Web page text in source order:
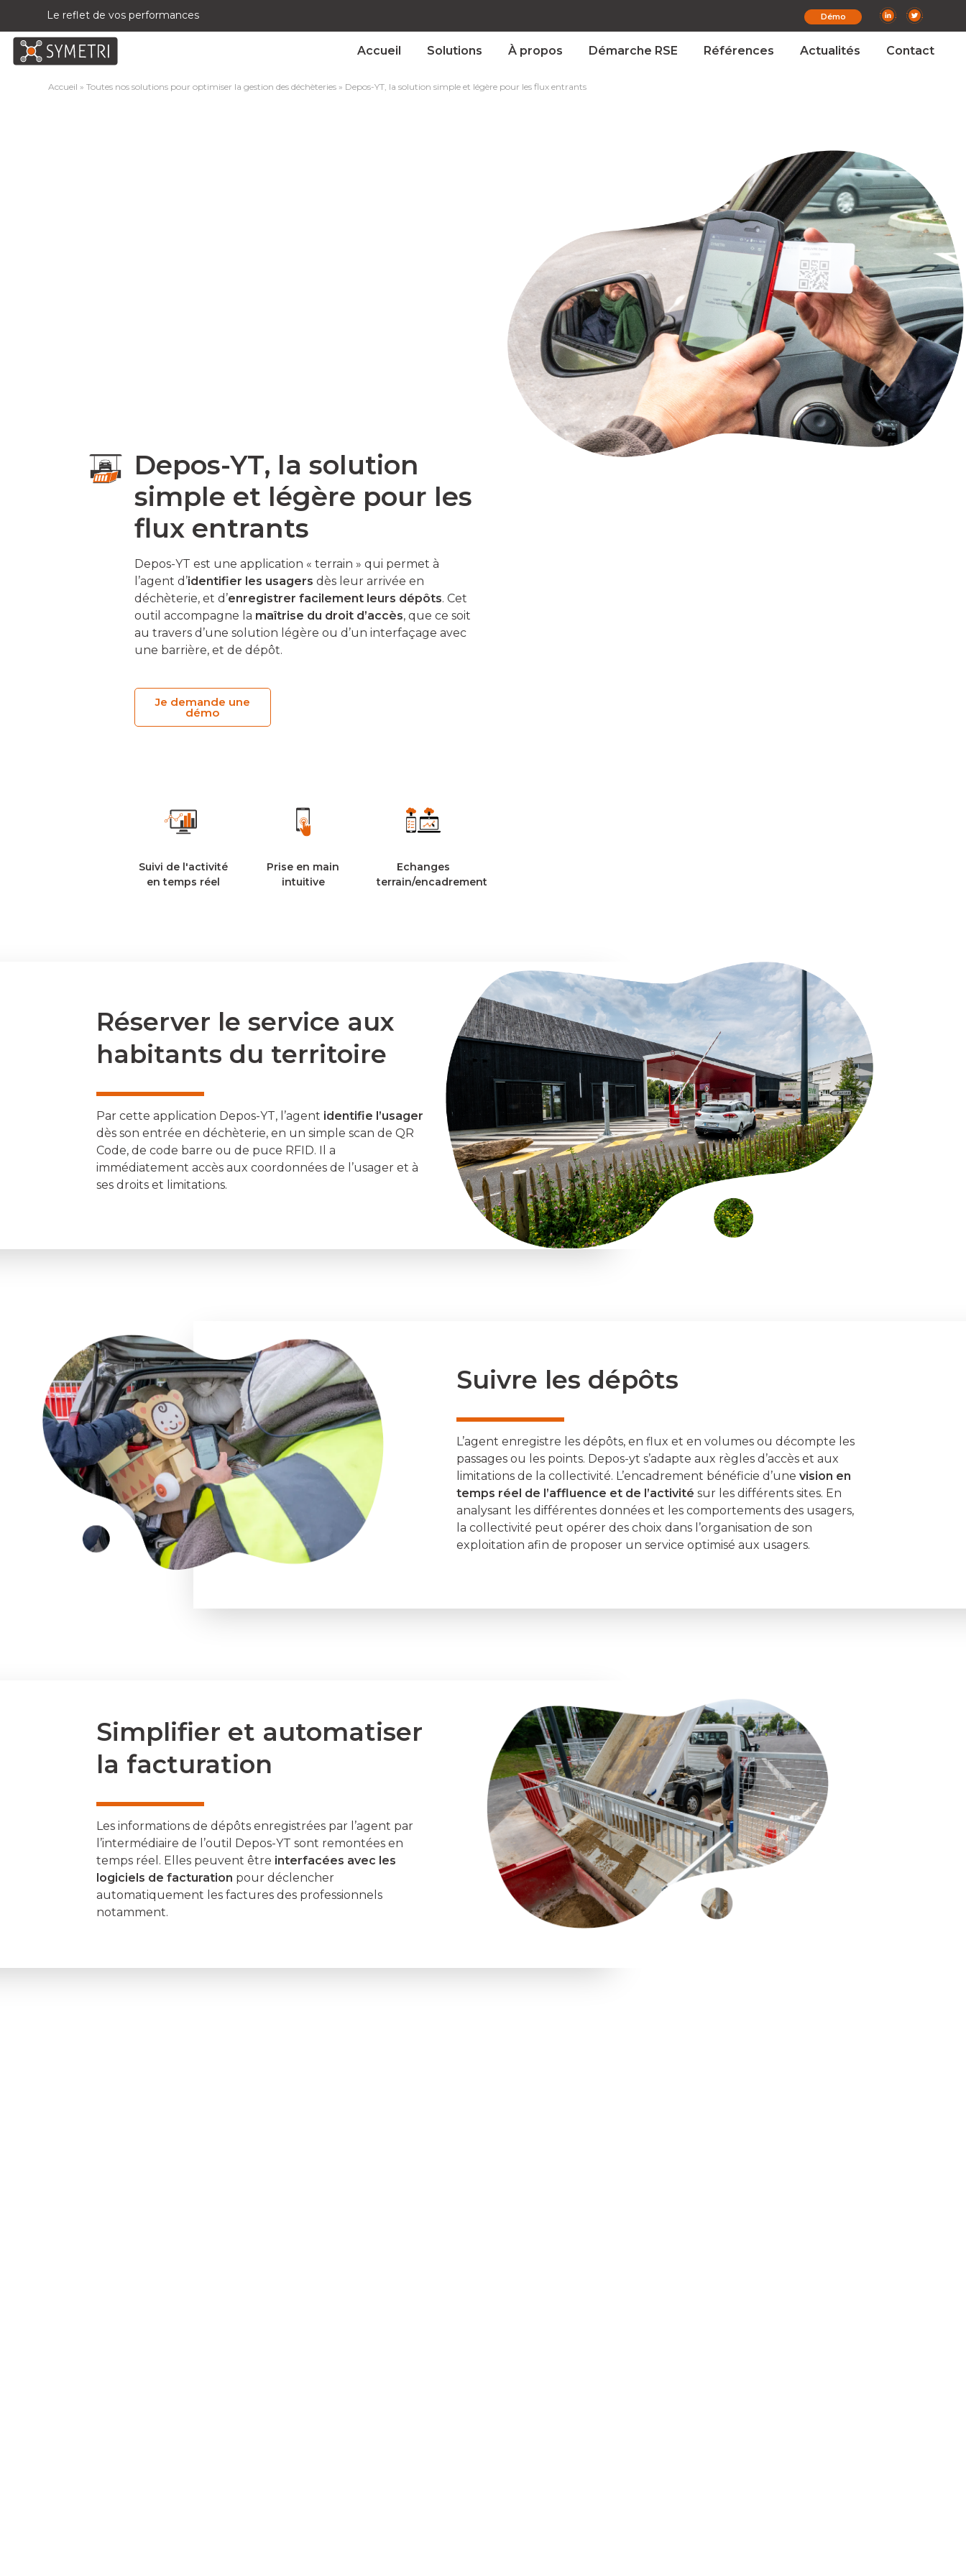
Le reflet de vos performances Démo
Accueil Solutions À propos Démarche RSE Références Actualités Contact
Accueil »Toutes nos solutions pour optimiser la gestion des déchèteries » Depos-YT, la solution simple et légère pour les flux entrants
Depos-YT, la solution
simple et légère pour les
flux entrants
Depos-YT est une application « terrain » qui permet à
l’agent d’identifier les usagers dès leur arrivée en
déchèterie, et d’enregistrer facilement leurs dépôts. Cet
outil accompagne la maîtrise du droit d’accès, que ce soit
au travers d’une solution légère ou d’un interfaçage avec
une barrière, et de dépôt.
Je demande une
démo
Suivi de l'activité
en temps réel
Prise en main
intuitive
Echanges
terrain/encadrement
Réserver le service aux
habitants du territoire
Par cette application Depos-YT, l’agent identifie l’usager
dès son entrée en déchèterie, en un simple scan de QR
Code, de code barre ou de puce RFID. Il a
immédiatement accès aux coordonnées de l’usager et à
ses droits et limitations.
Suivre les dépôts
L’agent enregistre les dépôts, en flux et en volumes ou décompte les
passages ou les points. Depos-yt s’adapte aux règles d’accès et aux
limitations de la collectivité. L’encadrement bénéficie d’une vision en
temps réel de l’affluence et de l’activité sur les différents sites. En
analysant les différentes données et les comportements des usagers,
la collectivité peut opérer des choix dans l’organisation de son
exploitation afin de proposer un service optimisé aux usagers.
Simplifier et automatiser
la facturation
Les informations de dépôts enregistrées par l’agent par
l’intermédiaire de l’outil Depos-YT sont remontées en
temps réel. Elles peuvent être interfacées avec les
logiciels de facturation pour déclencher
automatiquement les factures des professionnels
notamment.